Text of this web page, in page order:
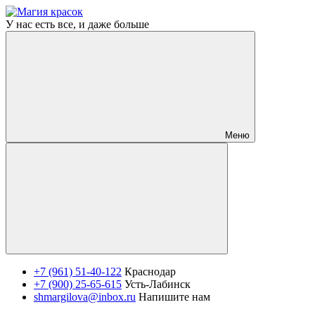
У нас есть все, и даже больше
Меню
+7 (961) 51-40-122 Краснодар
+7 (900) 25-65-615 Усть-Лабинск
shmargilova@inbox.ru Напишите нам